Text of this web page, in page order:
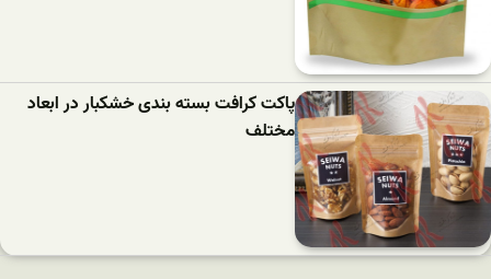
پاکت کرافت بسته بندی خشکبار در ابعاد
مختلف